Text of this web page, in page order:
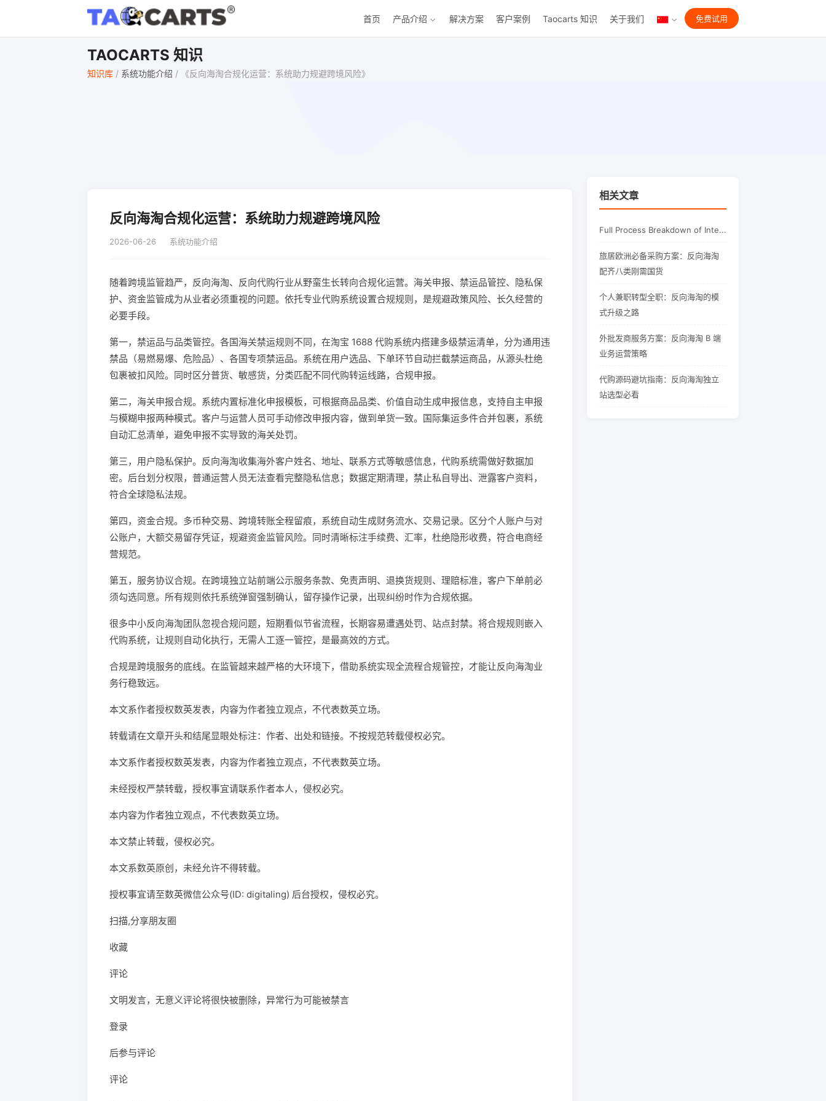
首页 产品介绍 解决方案 客户案例 Taocarts 知识 关于我们 免费试用
TAOCARTS 知识
知识库 / 系统功能介绍 / 《反向海淘合规化运营：系统助力规避跨境风险》
反向海淘合规化运营：系统助力规避跨境风险
2026-06-26 系统功能介绍
随着跨境监管趋严，反向海淘、反向代购行业从野蛮生长转向合规化运营。海关申报、禁运品管控、隐私保
护、资金监管成为从业者必须重视的问题。依托专业代购系统设置合规规则，是规避政策风险、长久经营的
必要手段。
第一，禁运品与品类管控。各国海关禁运规则不同，在淘宝 1688 代购系统内搭建多级禁运清单，分为通用违
禁品（易燃易爆、危险品）、各国专项禁运品。系统在用户选品、下单环节自动拦截禁运商品，从源头杜绝
包裹被扣风险。同时区分普货、敏感货，分类匹配不同代购转运线路，合规申报。
第二，海关申报合规。系统内置标准化申报模板，可根据商品品类、价值自动生成申报信息，支持自主申报
与模糊申报两种模式。客户与运营人员可手动修改申报内容，做到单货一致。国际集运多件合并包裹，系统
自动汇总清单，避免申报不实导致的海关处罚。
第三，用户隐私保护。反向海淘收集海外客户姓名、地址、联系方式等敏感信息，代购系统需做好数据加
密。后台划分权限，普通运营人员无法查看完整隐私信息；数据定期清理，禁止私自导出、泄露客户资料，
符合全球隐私法规。
第四，资金合规。多币种交易、跨境转账全程留痕，系统自动生成财务流水、交易记录。区分个人账户与对
公账户，大额交易留存凭证，规避资金监管风险。同时清晰标注手续费、汇率，杜绝隐形收费，符合电商经
营规范。
第五，服务协议合规。在跨境独立站前端公示服务条款、免责声明、退换货规则、理赔标准，客户下单前必
须勾选同意。所有规则依托系统弹窗强制确认，留存操作记录，出现纠纷时作为合规依据。
很多中小反向海淘团队忽视合规问题，短期看似节省流程，长期容易遭遇处罚、站点封禁。将合规规则嵌入
代购系统，让规则自动化执行，无需人工逐一管控，是最高效的方式。
合规是跨境服务的底线。在监管越来越严格的大环境下，借助系统实现全流程合规管控，才能让反向海淘业
务行稳致远。
本文系作者授权数英发表，内容为作者独立观点，不代表数英立场。
转载请在文章开头和结尾显眼处标注：作者、出处和链接。不按规范转载侵权必究。
本文系作者授权数英发表，内容为作者独立观点，不代表数英立场。
未经授权严禁转载，授权事宜请联系作者本人，侵权必究。
本内容为作者独立观点，不代表数英立场。
本文禁止转载，侵权必究。
本文系数英原创，未经允许不得转载。
授权事宜请至数英微信公众号(ID: digitaling) 后台授权，侵权必究。
扫描,分享朋友圈
收藏
评论
文明发言，无意义评论将很快被删除，异常行为可能被禁言
登录
后参与评论
评论
相关文章
Full Process Breakdown of Inte...
旅居欧洲必备采购方案：反向海淘
配齐八类刚需国货
个人兼职转型全职：反向海淘的模
式升级之路
外批发商服务方案：反向海淘 B 端
业务运营策略
代购源码避坑指南：反向海淘独立
站选型必看